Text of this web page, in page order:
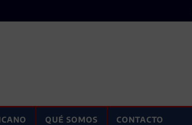
QUÉ SOMOS CONTACTO